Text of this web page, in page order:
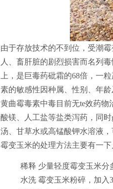
由于存放技术的不到位，受潮
人、畜肝脏的剧烈损害而名列
上，是巨毒药砒霜的68倍，一
素的敏感性因种属、性别、年
黄曲霉毒素中毒目前无te效药
酸镁、人工盐等盐类泻药，同
汤、甘草水或高锰酸钾水溶液
霉变玉米的处理方法主要有一
稀释 少量轻度霉变玉米
水洗 霉变玉米粉碎，加